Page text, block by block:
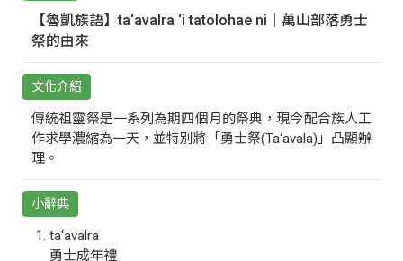
【魯凱族語】ta‘avalra ‘i tatolohae ni｜萬山部落勇士
祭的由來
文化介紹
傳統祖靈祭是一系列為期四個月的祭典，現今配合族人工
作求學濃縮為一天，並特別將「勇士祭(Ta‘avala)」凸顯辦
理。
小辭典
ta‘avalra
勇士成年禮